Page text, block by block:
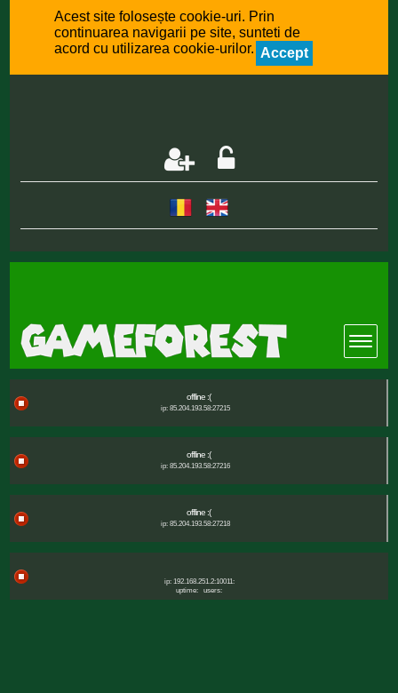
Acest site folosește cookie-uri. Prin
continuarea navigarii pe site, sunteti de
acord cu utilizarea cookie-urilor. Accept
offline :(
ip: 85.204.193.58:27215
offline :(
ip: 85.204.193.58:27216
offline :(
ip: 85.204.193.58:27218
ip: 192.168.251.2:10011:
uptime:
users: